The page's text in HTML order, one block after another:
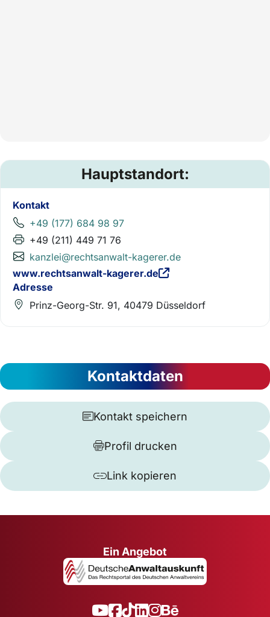
Hauptstandort:
Kontakt
+49 (177) 684 98 97
+49 (211) 449 71 76
kanzlei@rechtsanwalt-kagerer.de
www.rechtsanwalt-kagerer.de
Adresse
Prinz-Georg-Str. 91, 40479 Düsseldorf
Kontaktdaten
Kontakt speichern
Profil drucken
Link kopieren
Ein Angebot